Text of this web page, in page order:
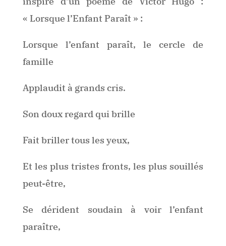
« Lorsque l’Enfant Paraît » :
Lorsque l’enfant paraît, le cercle de
famille
Applaudit à grands cris.
Son doux regard qui brille
Fait briller tous les yeux,
Et les plus tristes fronts, les plus souillés
peut-être,
Se dérident soudain à voir l’enfant
paraître,